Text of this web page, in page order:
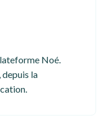
Noé.
la